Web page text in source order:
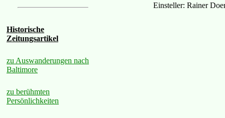
Historische
Zeitungsartikel
zu Auswanderungen nach
Baltimore
zu berühmten
Persönlichkeiten
Einsteller: Rainer